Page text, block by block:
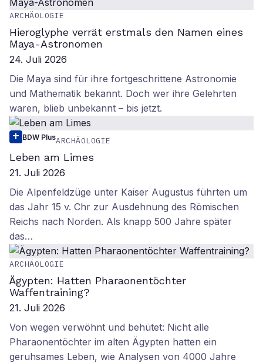
ARCHÄOLOGIE
Hieroglyphe verrät erstmals den Namen eines
Maya-Astronomen
24. Juli 2026
Die Maya sind für ihre fortgeschrittene Astronomie
und Mathematik bekannt. Doch wer ihre Gelehrten
waren, blieb unbekannt – bis jetzt.
BDW PlusARCHÄOLOGIE
Leben am Limes
21. Juli 2026
Die Alpenfeldzüge unter Kaiser Augustus führten um
das Jahr 15 v. Chr zur Ausdehnung des Römischen
Reichs nach Norden. Als knapp 500 Jahre später
das…
ARCHÄOLOGIE
Ägypten: Hatten Pharaonentöchter
Waffentraining?
21. Juli 2026
Von wegen verwöhnt und behütet: Nicht alle
Pharaonentöchter im alten Ägypten hatten ein
geruhsames Leben, wie Analysen von 4000 Jahre